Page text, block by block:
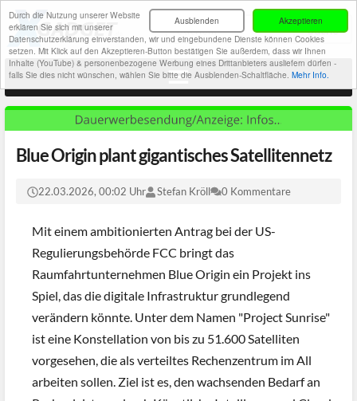
Akzeptieren
Ausblenden
Durch die Nutzung unserer Website
erklären Sie sich mit unserer
Datenschutzerklärung einverstanden, wir und eingebundene Dienste können Cookies
setzen. Mit Klick auf den Akzeptieren-Button bestätigen Sie außerdem, dass wir Ihnen
Inhalte (YouTube) & personenbezogene Werbung eines Drittanbieters ausliefern dürfen -
falls Sie dies nicht wünschen, wählen Sie bitte die Ausblenden-Schaltfläche. Mehr Info.
Blue Origin plant gigantisches Satellitennetz
22.03.2026, 00:02 Uhr Stefan Kröll 0 Kommentare
Mit einem ambitionierten Antrag bei der US-
Regulierungsbehörde FCC bringt das
Raumfahrtunternehmen Blue Origin ein Projekt ins
Spiel, das die digitale Infrastruktur grundlegend
verändern könnte. Unter dem Namen "Project Sunrise"
ist eine Konstellation von bis zu 51.600 Satelliten
vorgesehen, die als verteiltes Rechenzentrum im All
arbeiten sollen. Ziel ist es, den wachsenden Bedarf an